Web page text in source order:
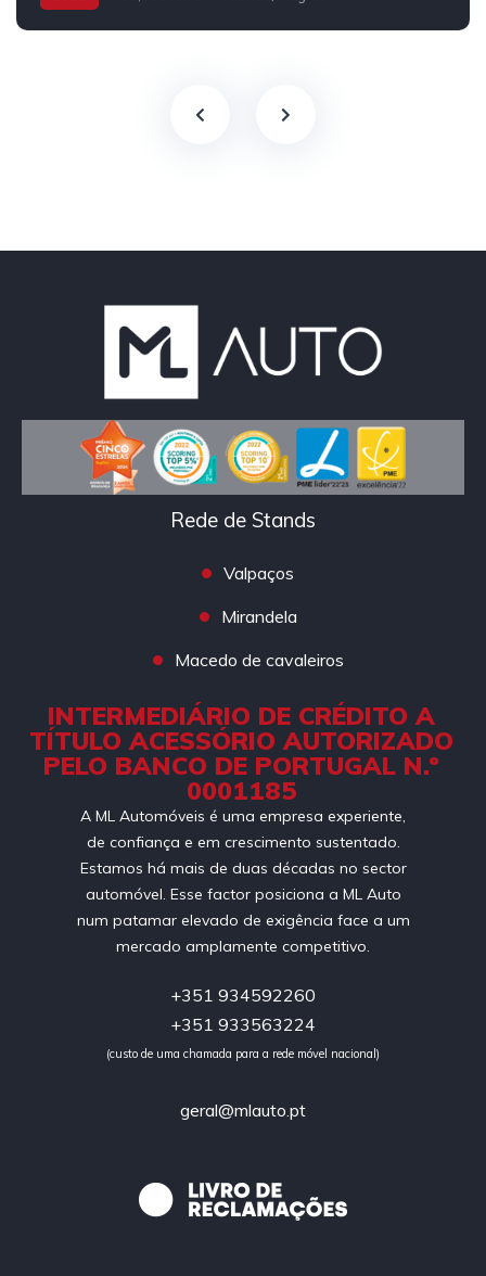
Rede de Stands
Valpaços
Mirandela
Macedo de cavaleiros
INTERMEDIÁRIO DE CRÉDITO A
TÍTULO ACESSÓRIO AUTORIZADO
PELO BANCO DE PORTUGAL N.º
0001185
A ML Automóveis é uma empresa experiente,
de confiança e em crescimento sustentado.
Estamos há mais de duas décadas no sector
automóvel. Esse factor posiciona a ML Auto
num patamar elevado de exigência face a um
mercado amplamente competitivo.
+351 934592260
+351 933563224
(custo de uma chamada para a rede móvel nacional)
geral@mlauto.pt